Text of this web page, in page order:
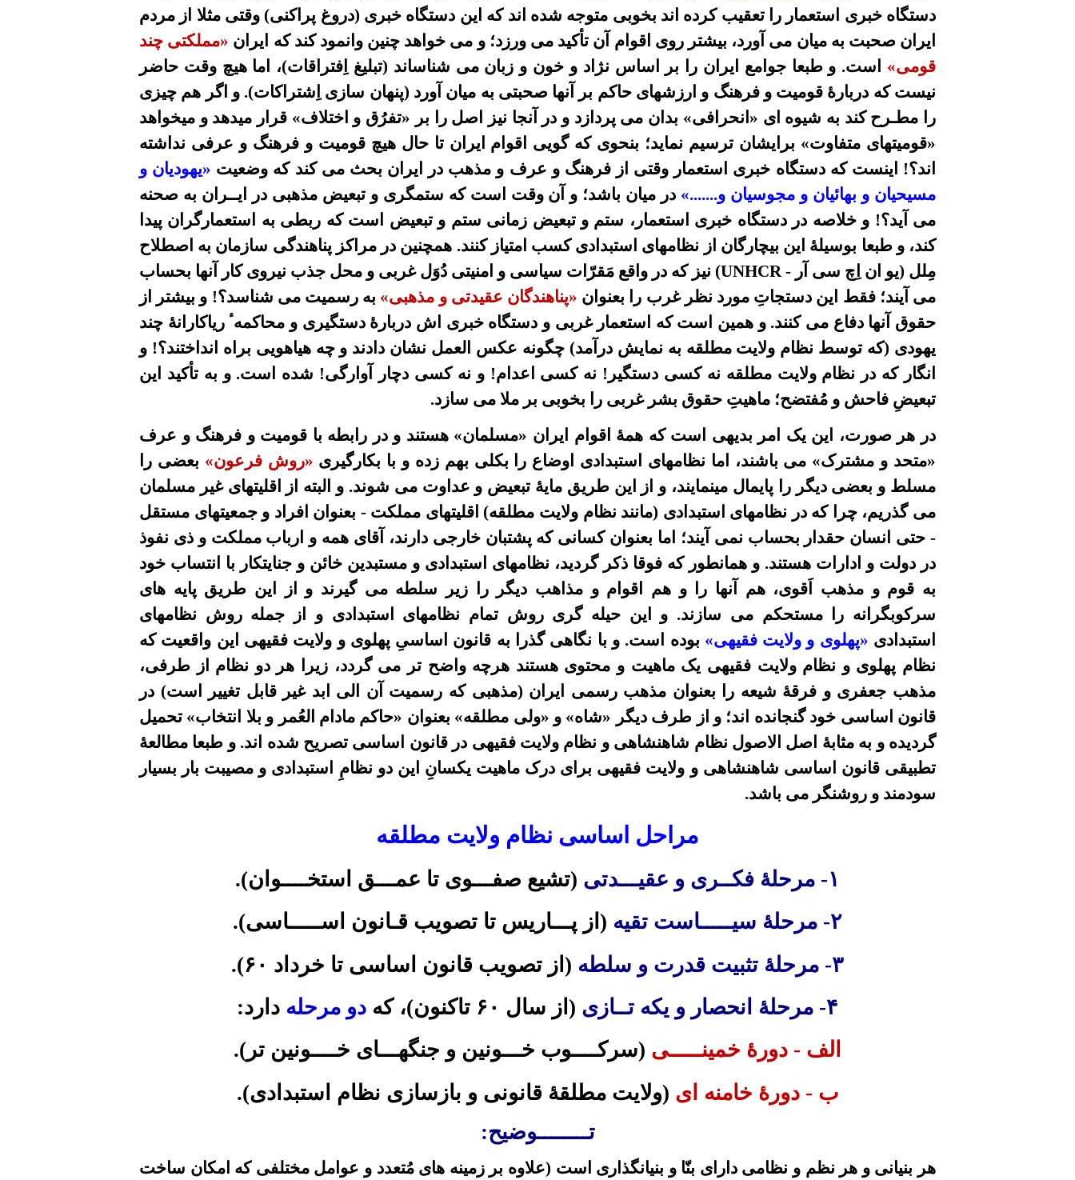
دستگاه خبرى استعمار را تعقيب کرده اند بخوبى متوجه شده اند که این دستگاه خبری (دروغ پراکنی) وقتی مثلا از مردم
ايران صحبت به میان می آورد، بيشتر روی اقوام آن تأکيد میورزد؛ و می خواهد چنین وانمودکندکه ايران «مملکتی چند
قومى»
است. و طبعا جوامع ايران را بر اساس نژاد و خون و زبان مى شناساند (تبلیغ اِفتراقات)، اما هیچ وقت حاضر
نيست که دربارۀ قوميت و فرهنگ و ارزشهاى حاکم بر آنها صحبتی به ميان آورد (پنهان سازی اِشتراکات). و اگر هم چيزى
را مطـرح کند به شيوه اى «انحرافى» بدان می پردازد و در آنجا نیز اصل را بر «تفرُق و اختلاف» قرار میدهد و ميخواهد
«قوميتهای متفاوت» برايشان ترسیم نماید؛ بنحوی که گويى اقوام ايران تا حال هیچ قوميت و فرهنگ و عرفی نداشته
اند؟! اینست که دستگاه خبرى استعمار وقتی از فرهنگ و عرف و مذهب در ايران بحث می کند که وضعیت «يهوديان و
مسيحيان و بهائيان و مجوسیان و.......» در ميان باشد؛ و آن وقت است که ستمگرى و تبعيض مذهبى در ايــران به صحنه
می آيد؟! و خلاصه در دستگاه خبری استعمار، ستم و تبعيض زمانی ستم و تبعيض است که ربطى به استعمارگران پيدا
کند، و طبعا بوسيلۀ اين بيچارگان از نظامهای استبدادى کسب امتياز کنند. همچنین در مراکز پناهندگی سازمان به اصطلاح
مِلل (یو ان اِچ سی آر -UNHCR) نیز که در واقع مَقرّات سياسى و امنيتى دُوَل غربی و محل جذب نيروى کار آنها بحساب
می آیند؛ فقط این دستجاتِ مورد نظر غرب را بعنوان «پناهندگان عقيدتى و مذهبى» به رسميت می شناسد؟! و بیشتر از
حقوق آنها دفاع می کنند. و همین است که استعمار غربی و دستگاه خبرى اش دربارۀ دستگيرى و محاکمهٴ ریاکارانۀ چند
يهودى (که توسط نظام ولایت مطلقه به نمايش درآمد)چگونه عکس العمل نشان دادند و چه هیاهویی براه انداختند؟! و
انگار که در نظام ولایت مطلقه نه کسى دستگير! نه کسى اعدام! و نه کسى دچار آوارگی! شده است. و به تأکید
این
تبعیضِ فاحش و مُفتضح؛ ماهیتِ حقوق بشر غربی را بخوبی بر ملا می سازد.
در هر صورت، این یک امر بدیهی است که همۀ اقوام ايران «مسلمان» هستند و در رابطه با قومیت و فرهنگ و عرف
«متحد و مشترک» می باشند، اما نظامهای استبدادی اوضاع را بکلی بهم زده و با بکارگیری «روش فرعون» بعضی را
مسلط و بعضی دیگر را پایمال مینمایند، و از این طریق مایۀ تبعیض و عداوت می شوند. و البته از اقليتهاى غير مسلمان
می گذريم، چرا که در نظامهاى استبدادى (مانند نظام ولایت مطلقه) اقليتهای مملکت - بعنوان افراد و جمعيتهاى مستقل
- حتى انسان حقدار بحساب نمی آيند؛ اما بعنوان کسانی که پشتبان خارجى دارند، آقاى همه و ارباب مملکت و ذى نفوذ
در دولت و ادارات هستند. و همانطور که فوقا ذکر گرديد، نظامهاى استبدادى و مستبدين خائن و جنایتکار با انتساب خود
به قوم و مذهب اَقوى، هم آنها را و هم اقوام و مذاهب ديگر را زیر سلطهمی گیرند و از این طریق پايه هاى
سرکوبگر انه را مستحکم می سازند. و اين حيله گری روشتمام نظامهاى استبدادى و از جمله روش نظامهای
استبدادى «پهلوى و ولایت فقیهی» بوده است. و با نگاهى گذرا به قانون اساسىِ پهلوى و ولایت فقیهی اين واقعيت که
نظام پهلوى و نظامولایت فقیهی يک ماهيت و محتوى هستند هرچه واضح تر می گردد، زیرا هر دو نظام از طرفى،
مذهب جعفری و فرقۀ شیعه را بعنوان مذهب رسمى ایران (مذهبى که رسميت آن الى ابد غير قابل تغيير است) در
قانون اساسى خود گنجانده اند؛ و از طرف ديگر «شاه» و «ولی مطلقه» بعنوان «حاکم مادام العُمر و بلا انتخاب» تحميل
گرديده و به مثابۀ اصل الاصول نظام شاهنشاهى و نظام ولايت فقيهى در قانون اساسى تصریح شده اند. و طبعا مطالعۀ
تطبيقى قانون اساسى شاهنشاهى و ولايت فقيهى براى درک ماهيت يکسانِ اين دو نظامِ استبدادى و مصيبت بار بسیار
سودمند و روشنگر می باشد.
مراحل اساسی نظام ولایت مطلقه
١- مرحلۀ فکــرى و عقيـــدتى (تشیع صفـــوی تا عمـــق استخــــوان).
٢- مرحلۀ سيـــــاست
تقیه (از پـــاريس تا تصويب قـانون اســـــاسى).
٣- مر حلۀ تثبيت قدرت و سلطه (از تصويب قانون اساسى تا خرداد
).
۴- مر
حلۀ انحصار و يکه تــازى (از سال تاکنون)، که دو مرحله دارد:
الف - دورۀ خمينـــــى (سرکــــوب خـــونين و جنگهـــای خــــونين تر).
ب - دورۀ خامنه اى (ولايت مطلقۀ قانونى و بازسازى نظام استبدادى).
تــــــــوضیح:
هر بنيانىو هر نظم و نظامى داراى بنّا و بنيانگذارى است (علاوه بر زمينه هاى مُتعدد و عوامل مختلفی که امکان ساخت